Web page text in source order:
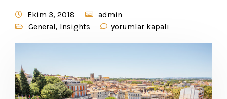
Ekim 3, 2018
admin
General, Insights yorumlar kapalı